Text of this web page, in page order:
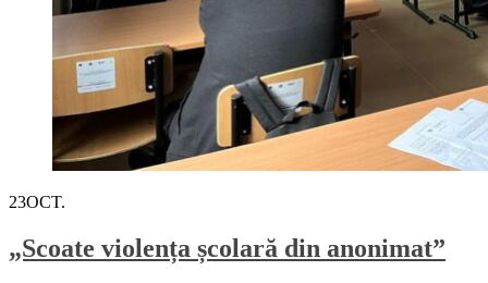
23OCT.
„Scoate violența școlară din anonimat”